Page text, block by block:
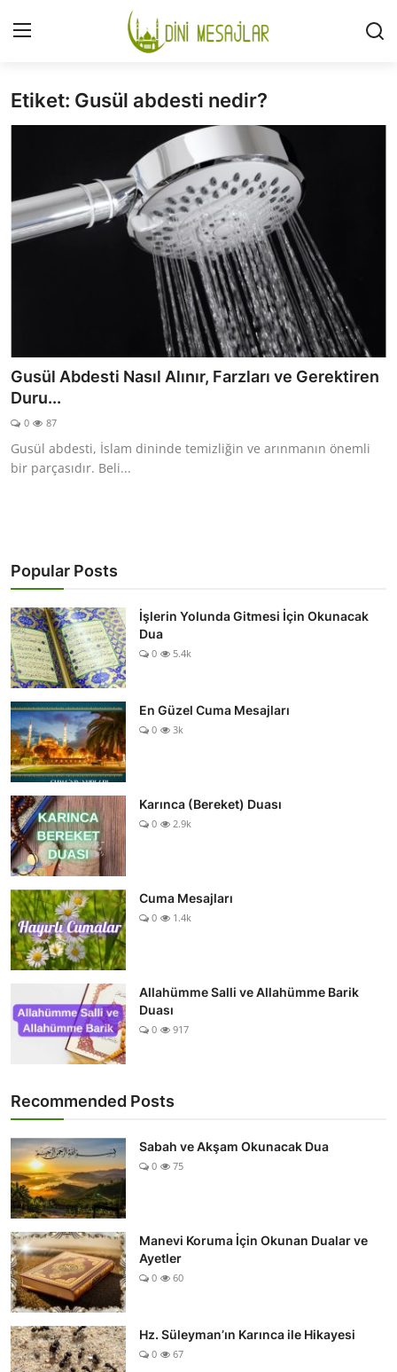
Giriş Kayıt Ol
GÜNDEM
HAKKIMIZDA
NAMAZ
KİMDİR?
DİNİ BİLGİLER
Etiket: Gusül abdesti nedir?
Gusül Abdesti Nasıl Alınır, Farzları ve Gerektiren
Duru...
0 87
Gusül abdesti, İslam dininde temizliğin ve arınmanın önemli
bir parçasıdır. Beli...
Popular Posts
İşlerin Yolunda Gitmesi İçin Okunacak
Dua
0 5.4k
En Güzel Cuma Mesajları
0 3k
Karınca (Bereket) Duası
0 2.9k
Cuma Mesajları
0 1.4k
Allahümme Salli ve Allahümme Barik
Duası
0 917
Recommended Posts
Sabah ve Akşam Okunacak Dua
0 75
Manevi Koruma İçin Okunan Dualar ve
Ayetler
0 60
Hz. Süleyman’ın Karınca ile Hikayesi
0 67